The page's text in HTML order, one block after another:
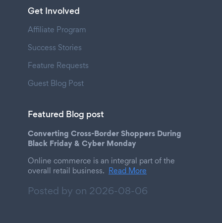
Get Involved
Affiliate Program
Success Stories
Feature Requests
Guest Blog Post
Featured Blog post
Converting Cross-Border Shoppers During
Black Friday & Cyber Monday
Online commerce is an integral part of the
overall retail business. Read More
Posted by on 2026-08-06